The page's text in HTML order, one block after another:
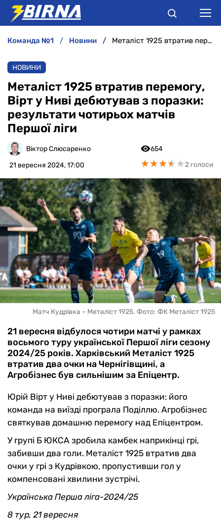
АНАЛІТИКА
ІНТЕРВ'Ю
РІЗНЕ
БУКМЕКЕРИ
команда №1 новини Металіст 1925 втратив перемогу, Вірт у Ниві дебютував з поразки: результати чотирьох матчів Першої ліги
НОВИНИ
Металіст 1925 втратив перемогу,
Вірт у Ниві дебютував з поразки:
результати чотирьох матчів
Першої ліги
Віктор Слюсаренко
21 вересня 2024, 17:00
654
★★★★★
★★★★★2 голоси
Матч Кудрівка – Металіст 1925. Фото: ФК Металіст 1925
21 вересня відбулося чотири матчі у рамках
восьмого туру української Першої ліги сезону
2024/25 років. Харківський Металіст 1925
втратив два очки на Чернігівщині, а
Агробізнес був сильнішим за Епіцентр.
Юрій Вірт у Ниві дебютував з поразки: його
команда на виїзді програла Поділлю. Агробізнес
святкував домашню перемогу над Епіцентром.
У групі Б ЮКСА зробила камбек наприкінці грі,
забивши два голи. Металіст 1925 втратив два
очки у грі з Кудрівкою, пропустивши гол у
компенсовані хвилини зустрічі.
Українська Перша ліга-2024/25
8 тур, 21 вересня